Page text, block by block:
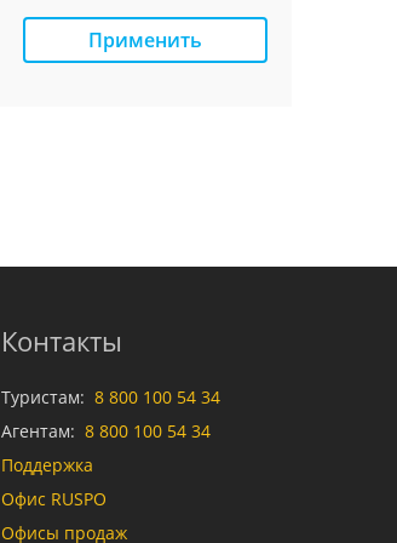
Применить
Контакты
Туристам: 8 800 100 54 34
Агентам: 8 800 100 54 34
Поддержка
Офис RUSPO
Офисы продаж